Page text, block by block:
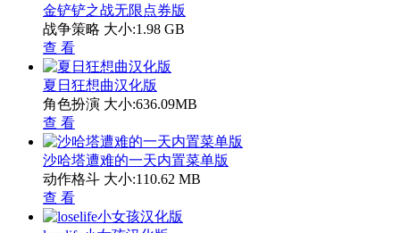
金铲铲之战无限点券版
战争策略 大小:1.98 GB
查 看
夏日狂想曲汉化版
角色扮演 大小:636.09MB
查 看
沙哈塔遭难的一天内置菜单版
动作格斗 大小:110.62 MB
查 看